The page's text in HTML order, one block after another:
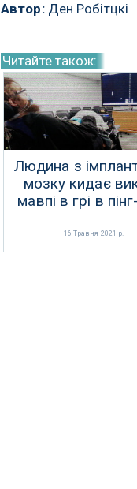
Автор:Ден Робітцкі
Читайте також:
Людина з
мозку кидає
мавпі в грі в
16 Травня 2021 р.